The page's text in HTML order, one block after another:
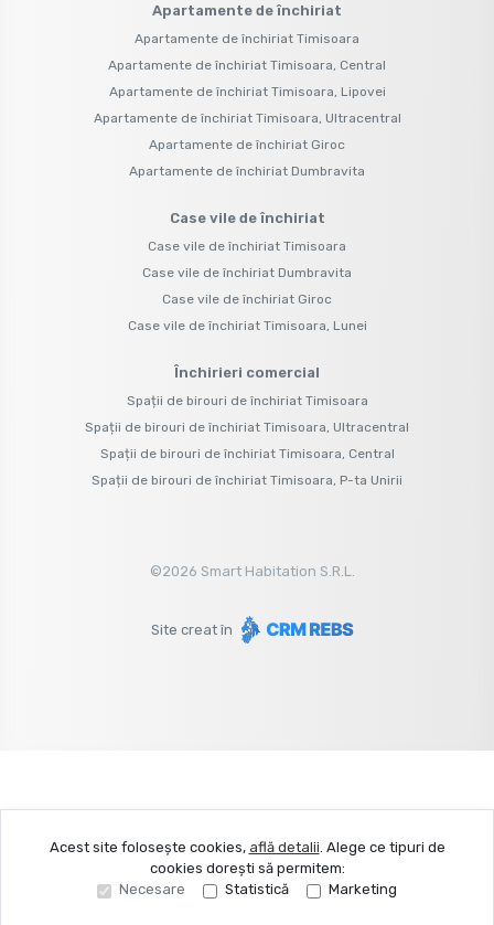
Apartamente de închiriat
Apartamente de închiriat Timisoara
Apartamente de închiriat Timisoara, Central
Apartamente de închiriat Timisoara, Lipovei
Apartamente de închiriat Timisoara, Ultracentral
Apartamente de închiriat Giroc
Apartamente de închiriat Dumbravita
Case vile de închiriat
Case vile de închiriat Timisoara
Case vile de închiriat Dumbravita
Case vile de închiriat Giroc
Case vile de închiriat Timisoara, Lunei
Închirieri comercial
Spații de birouri de închiriat Timisoara
Spații de birouri de închiriat Timisoara, Ultracentral
Spații de birouri de închiriat Timisoara, Central
Spații de birouri de închiriat Timisoara, P-ta Unirii
©2026 Smart Habitation S.R.L.
Site creat în
Acest site folosește cookies, află detalii. Alege ce tipuri de
cookies dorești să permitem:
Necesare
Statistică Marketing